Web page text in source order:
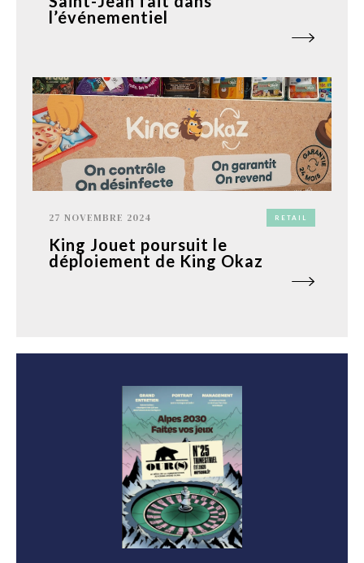
l’événementiel
27 NOVEMBRE 2024 RETAIL
King Jouet poursuit le
déploiement de King Okaz